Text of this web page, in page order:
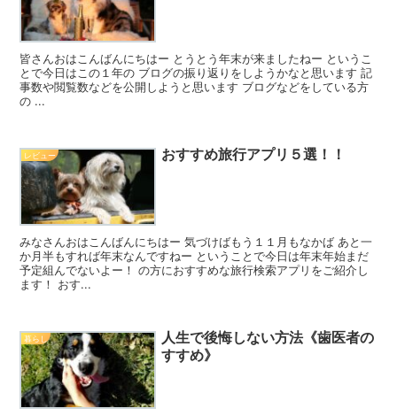
皆さんおはこんばんにちはー とうとう年末が来ましたねー というこ
とで今日はこの１年の ブログの振り返りをしようかなと思います 記
事数や閲覧数などを公開しようと思います ブログなどをしている方
の ...
レビュー おすすめ旅行アプリ５選！！
みなさんおはこんばんにちはー 気づけばもう１１月もなかば あと一
か月半もすれば年末なんですねー ということで今日は年末年始まだ
予定組んでないよー！ の方におすすめな旅行検索アプリをご紹介し
ます！ おす...
暮らし
人生で後悔しない方法《歯医者の
すすめ》